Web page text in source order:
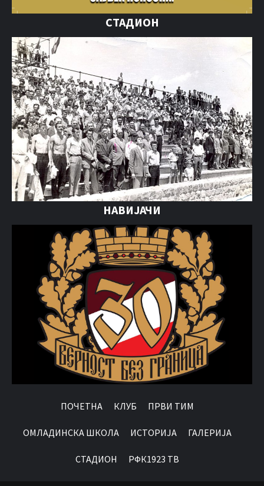
СТАДИОН
НАВИЈАЧИ
ПОЧЕТНА КЛУБ ПРВИ ТИМ
OМЛАДИНСКА ШКОЛА ИСТОРИЈА ГАЛЕРИЈА
СТАДИОН РФК1923 ТВ